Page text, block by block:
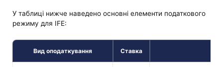
У таблиці нижче наведено основні елементи податкового
режиму для IFE:
Вид оподаткування Ставка